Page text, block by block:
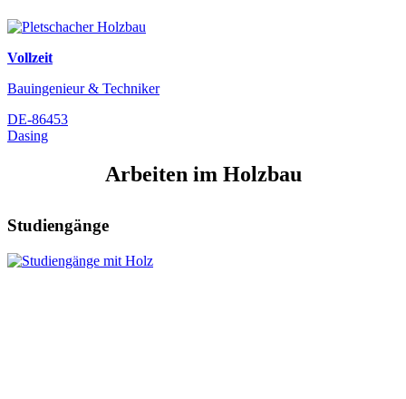
Vollzeit
Bauingenieur & Techniker
DE-86453
Dasing
Arbeiten im Holzbau
Studiengänge